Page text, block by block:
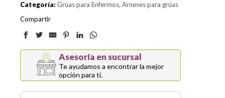
Categoría: Grúas para Enfermos Arneses para grúas
Compartir
Asesoría en sucursal
Te ayudamos a encontrar la mejor
opción para ti.